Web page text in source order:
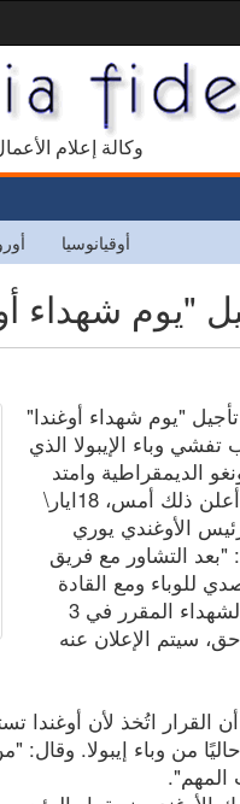
1927 وكالة إعلام
أوقيانوسيا
"يوم شهداء
"يوم شهداء أوغندا"
وباء الإيبولا الذي
الديمقراطية وامتد
أيضاً إلى أوغندا المجاورة. أعلن ذلك أمس، 18ايار\
الأوغندي يوري
"بعد التشاور مع فريق
للوباء ومع القادة
الدينيين، قررنا تأجيل يوم الشهداء المقرر في 3
سيتم الإعلان عنه
القرار اتُخذ لأن أوغندا
من وباء إيبولا. وقال:
المهم".